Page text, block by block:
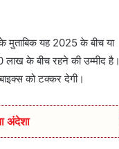
मुताबिक यह 2025 के बीच या
के बीच रहने की उम्मीद है।
को टक्कर देगी।
अंदेशा